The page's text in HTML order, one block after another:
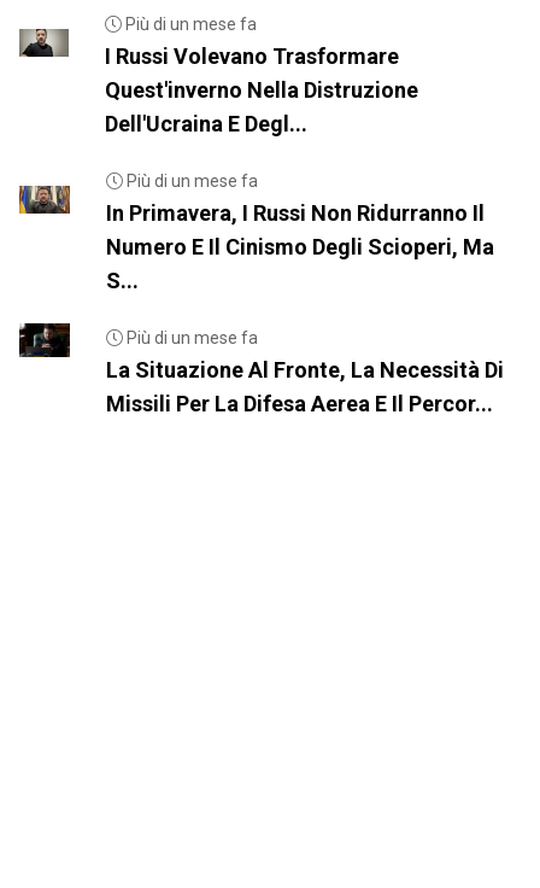
Più di un mese fa
I Russi Volevano Trasformare
Quest'inverno Nella Distruzione
Dell'Ucraina E Degl...
Più di un mese fa
In Primavera, I Russi Non Ridurranno Il
Numero E Il Cinismo Degli Scioperi, Ma
S...
Più di un mese fa
La Situazione Al Fronte, La Necessità Di
Missili Per La Difesa Aerea E Il Percor...